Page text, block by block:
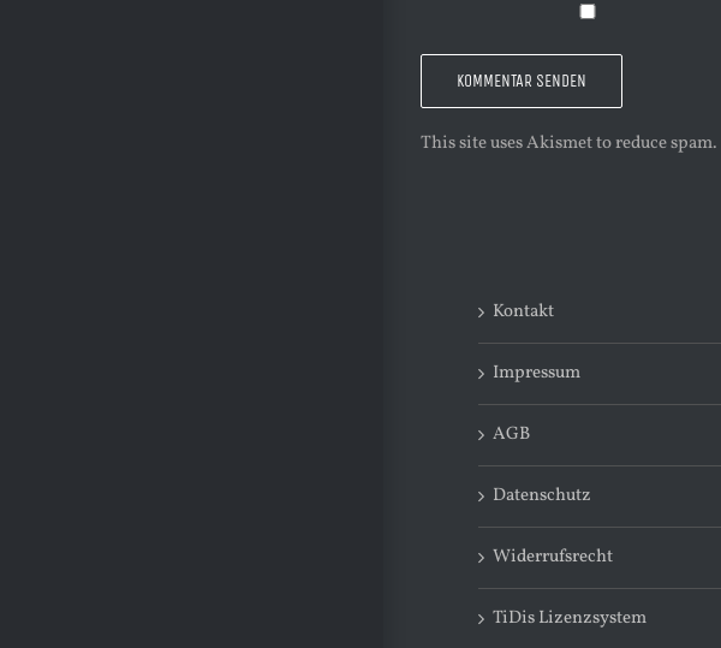
This site uses Akismet to reduce spam.
Kontakt
Impressum
AGB
Datenschutz
Widerrufsrecht
TiDis Lizenzsystem